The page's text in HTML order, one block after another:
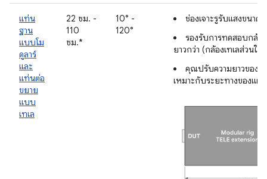
แท่น
ฐาน
แบบโม
ดูลาร์
และ
แท่นต่อ
ขยาย
แบบ
เทเล
22 ซม. -
110
ซม.*
10° -
120°
ช่องเจาะรูรับแสงขนา
รองรับการทดสอบกล้อ
ยาวกว่า (กล้องเทเลส่วนใ
คุณปรับความยาวของ
เหมาะกับระยะทางของแผ